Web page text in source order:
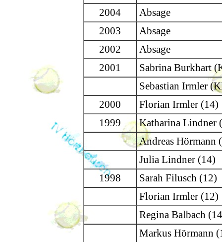
2004
Absage
2003
Absage
2002
Absage
2001
Sabrina Burkhart
Sebastian Irmler
2000
Florian Irmler (14)
1999
Katharina Lindner
Andreas Hörmann
Julia Lindner (14)
1998
Sarah Filusch (12)
Florian Irmler (12)
Regina Balbach
Markus Hörmann